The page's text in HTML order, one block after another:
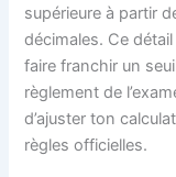
supérieure à partir
décimales. Ce
faire franchir un
règlement de
d’ajuster ton
règles officielles.